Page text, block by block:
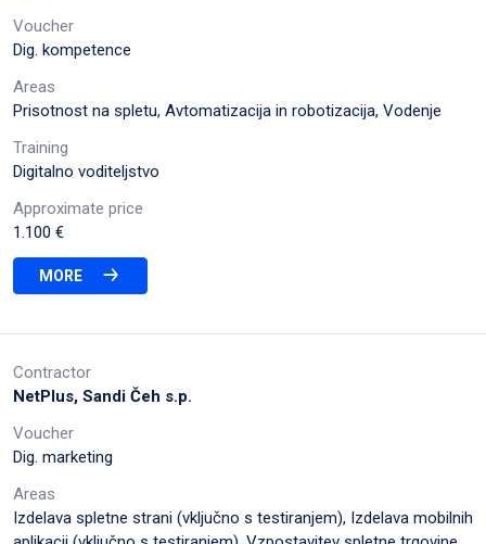
Voucher
Dig. kompetence
Areas
Prisotnost na spletu, Avtomatizacija in robotizacija, Vodenje
Training
Digitalno voditeljstvo
Approximate price
1.100 €
MORE
Contractor
NetPlus, Sandi Čeh s.p.
Voucher
Dig. marketing
Areas
Izdelava spletne strani (vključno s testiranjem), Izdelava mobilnih